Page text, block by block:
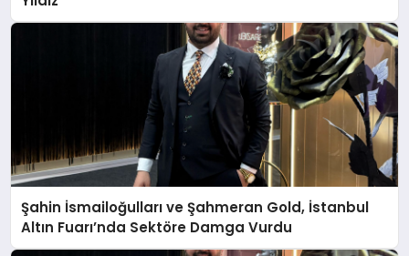
Şahin İsmailoğulları ve Şahmeran Gold, İstanbul
Altın Fuarı’nda Sektöre Damga Vurdu